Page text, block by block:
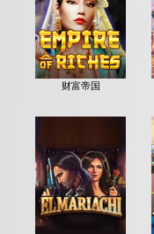
财富帝国